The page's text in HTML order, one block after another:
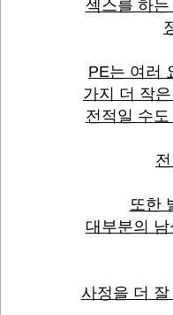
섹스를 하
PE는 여러
가지 더 작
전적일 수
또한
대부분의
사정을 더